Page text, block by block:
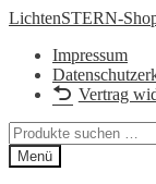
Zur
springen
Zum
springen
LichtenSTERN-
Impressum
Vertrag
Suchen
nach:
Menü